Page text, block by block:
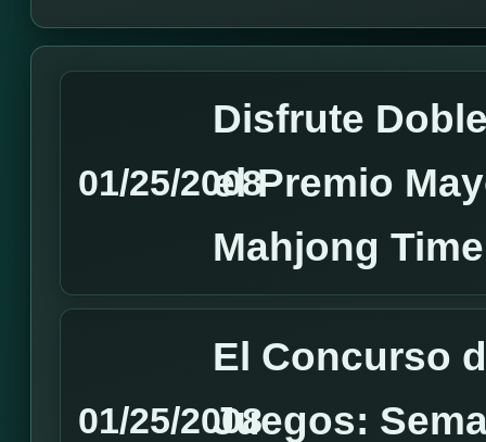
01/25/2008
Disfrute
el Premio
Mahjong Time
01/25/2008
El Concurso
Juegos: